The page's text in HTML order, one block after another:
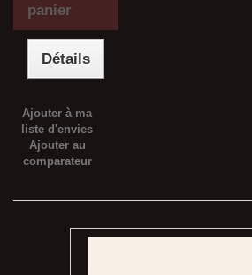
panier
Détails
Ajouter à ma
liste d'envies
Ajouter au
comparateur